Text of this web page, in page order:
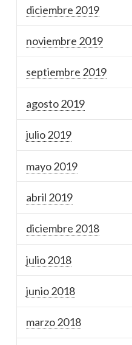
diciembre 2019
noviembre 2019
septiembre 2019
agosto 2019
julio 2019
mayo 2019
abril 2019
diciembre 2018
julio 2018
junio 2018
marzo 2018